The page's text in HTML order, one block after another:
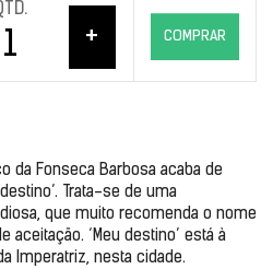
+ COMPRAR
da Fonseca Barbosa acaba de
Trata-se de uma
que muito recomenda o nome
aceitação. ‘Meu destino’ está à
Imperatriz, nesta cidade.